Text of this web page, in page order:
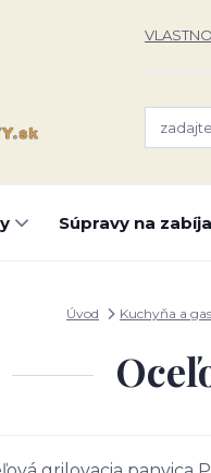
Súpravy na
Úvod Kuchyňa a